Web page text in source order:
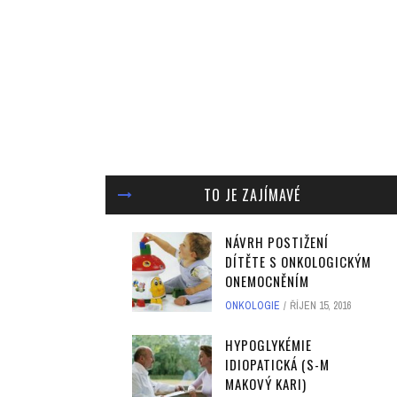
TO JE ZAJÍMAVÉ
NÁVRH POSTIŽENÍ
DÍTĚTE S ONKOLOGICKÝM
ONEMOCNĚNÍM
ONKOLOGIE ŘÍJEN 15, 2016
HYPOGLYKÉMIE
IDIOPATICKÁ (S-M
MAKOVÝ KARI)